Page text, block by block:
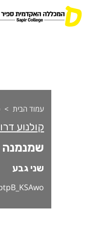
עמוד הבית
קולנוע
שמנמנה
שני גבע